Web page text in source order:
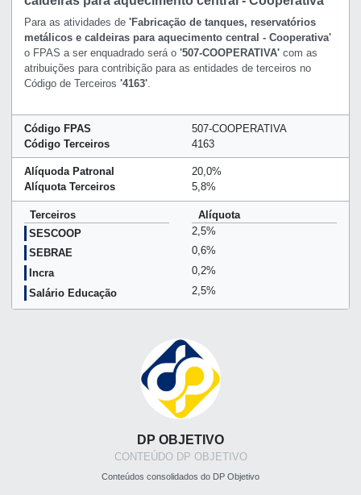
DP OBJETIVO
CONTEÚDO DP OBJETIVO
Conteúdos consolidados do DP Objetivo
Para as atividades de 'Fabricação de tanques, reservatórios
metálicos e caldeiras para aquecimento central - Cooperativa'
o FPAS a ser enquadrado será o '507-COOPERATIVA'com as
atribuições para contribição para as entidades de terceiros no
Código de Terceiros '4163'.
Código FPAS
507-COOPERATIVA
Código Terceiros
4163
Alíquoda Patronal
20,0%
Alíquota Terceiros
5,8%
Terceiros
Alíquota
SESCOOP
2,5%
SEBRAE
0,6%
Incra
0,2%
Salário Educação
2,5%